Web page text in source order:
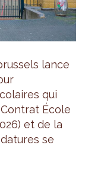
lance
qui
École
et de la
se